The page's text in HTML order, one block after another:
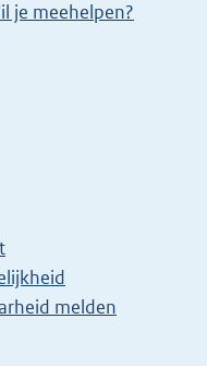
je meehelpen?
melden